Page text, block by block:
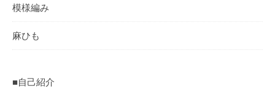
模様編み
麻ひも
■自己紹介